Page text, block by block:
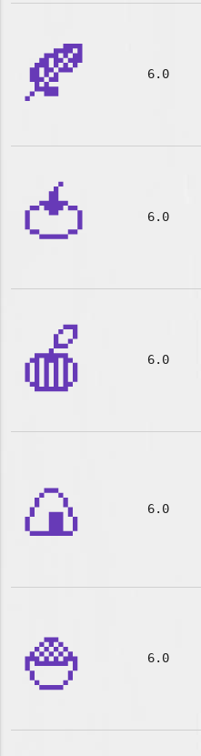
🍂 6.0
🍅 6.0
🍎 6.0
🍙 6.0
🍚 6.0